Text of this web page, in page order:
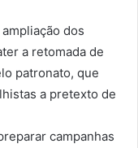
dos
a retomada de
patronato, que
a pretexto de
campanhas